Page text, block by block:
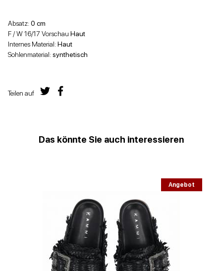
Absatz:0 cm
F / W 16/17 Vorschau Haut
Internes Material:Haut
Sohlenmaterial:synthetisch
Teilen auf
Das könnte Sie auch interessieren
Angebot